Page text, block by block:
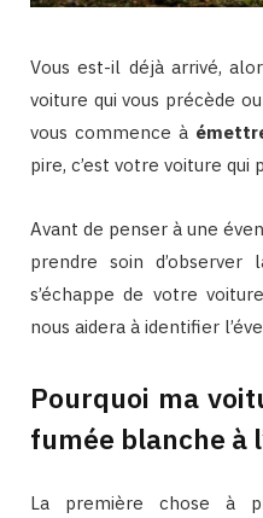
Vous est-il déjà arrivé,
voiture qui vous précède
vous commence à
pire, c’est votre voiture
Avant de penser à une
prendre soin
s’échappe de votre
nous aidera à identifier
Pourquoi ma
fumée blanche à
La première chose à